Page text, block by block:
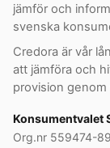
jämför och
svenska
Credora är vår
att jämföra och
provision
Konsumentvalet
Org.nr 559474-